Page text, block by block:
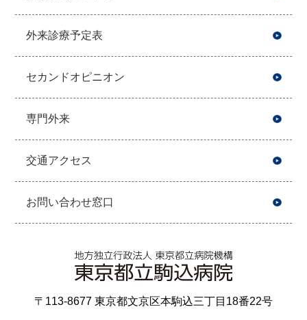
外来診療予定表
セカンドオピニオン
専門外来
交通アクセス
お問い合わせ窓口
〒113-8677 東京都文京区本駒込三丁目18番22号